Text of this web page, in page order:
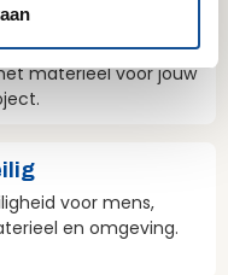
materieel voor jouw
voor mens,
en omgeving.